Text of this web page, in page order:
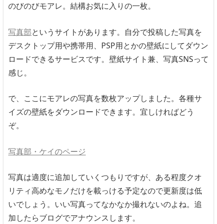
のびのびモアレ。結構お気に入りの一枚。
写真部というサイトがあります。自分で投稿した写真を
デスクトップ用や携帯用、PSP用とかの壁紙にしてダウン
ロードできるサービスです。壁紙サイト兼、写真SNSって
感じ。
で、ここにモアレの写真を数枚アップしました。各種サ
イズの壁紙をダウンロードできます。宜しければどう
ぞ。
写真部・ケイのページ
写真は適度に追加していくつもりですが、ある程度クオ
リティ高めなモノだけを載っける予定なので更新度は低
いでしょう。いい写真ってなかなか撮れないのよね。追
加したらブログでアナウンスします。